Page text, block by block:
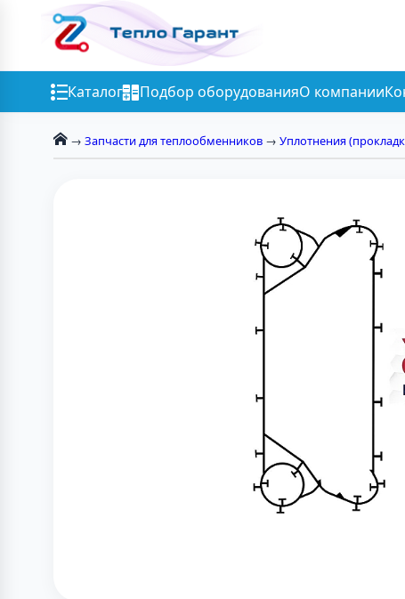
Каталог Подбор оборудованияО компании
→ Запчасти для теплообменников → Уплотнения